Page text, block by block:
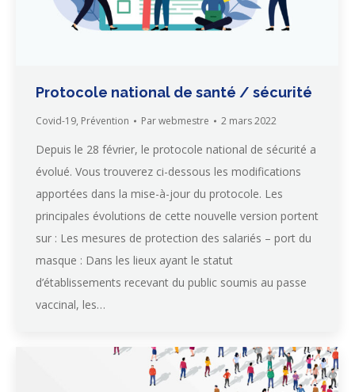
Protocole national de santé / sécurité
Covid-19, Prévention Parwebmestre 2 mars 2022
Depuis le 28 février, le protocole national de sécurité a
évolué. Vous trouverez ci-dessous les modifications
apportées dans la mise-à-jour du protocole. Les
principales évolutions de cette nouvelle version portent
sur : Les mesures de protection des salariés – port du
masque : Dans les lieux ayant le statut
d’établissements recevant du public soumis au passe
vaccinal, les…